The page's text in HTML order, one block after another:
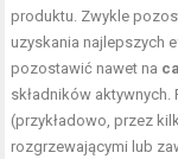
produktu. Zwykle
uzyskania najlepszych
pozostawić nawet na
składników aktywnych.
(przykładowo, przez
rozgrzewającymi lub